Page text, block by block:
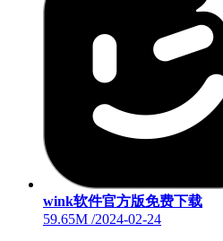
wink软件官方版免费下载
59.65M /2024-02-24